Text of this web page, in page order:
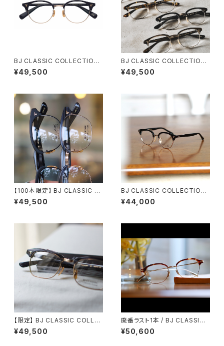
BJ CLASSIC COLLECTION
S-703 BJクラシック ブロー サ
ーモント 2026ss
¥49,500
BJ CLASSIC COLLECTION
S-702 ブロー サーモント BJク
ラシック 3サイズ展開 45 48 5
¥49,500
【100本限定】 BJ CLASSIC C
OLLECTION S-702 48 52
ブロー サーモント メガネ
¥49,500
BJ CLASSIC COLLECTION
S-841 / S-8430 BJクラシッ
ク ブロー
¥44,000
【限定】 BJ CLASSIC COLLE
CTION S-701 ブロー サーモ
ント メガネ
¥49,500
廃番ラスト1本 / BJ CLASSIC
COLLECTION S-732NT BJ
クラシック ブロー ブロウ
¥50,600